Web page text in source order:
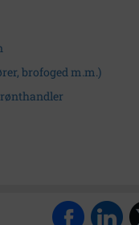
brofoged m.m.)